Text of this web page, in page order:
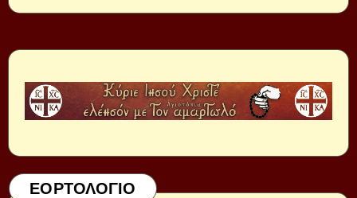
ΕΟΡΤΟΛΟΓΙΟ